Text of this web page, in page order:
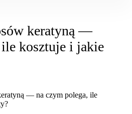
keratyną —
kosztuje i jakie